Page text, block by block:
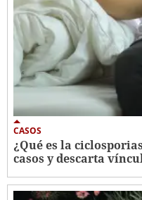
CASOS
¿Qué es la
casos y descarta